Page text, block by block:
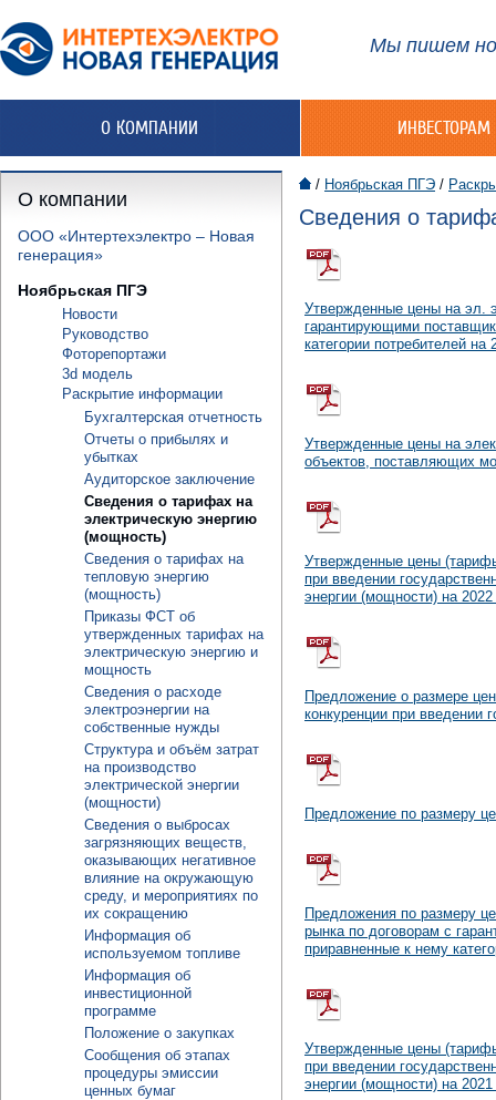
Мы пишем
О КОМПАНИИ ИНВЕСТОРАМ
О компании
ООО «Интертехэлектро – Новая
генерация»
Ноябрьская ПГЭ
Новости
Руководство
Фоторепортажи
3d модель
Раскрытие информации
Бухгалтерская отчетность
Отчеты о прибылях и
убытках
Аудиторское заключение
Сведения о тарифах на
электрическую энергию
(мощность)
Сведения о тарифах на
тепловую энергию
(мощность)
Приказы ФСТ об
утвержденных тарифах на
электрическую энергию и
мощность
Сведения о расходе
электроэнергии на
собственные нужды
Структура и объём затрат
на производство
электрической энергии
(мощности)
Сведения о выбросах
загрязняющих веществ,
оказывающих негативное
влияние на окружающую
среду, и мероприятиях по
их сокращению
Информация об
используемом топливе
Информация об
инвестиционной
программе
Положение о закупках
Сообщения об этапах
процедуры эмиссии
ценных бумаг
/ Ноябрьская ПГЭ /
Сведения о
Утвержденные цены на эл.
гарантирующими
категории потребителей на
Утвержденные цены на
объектов, поставляющих
Утвержденные цены
при введении
энергии (мощности) на 2022
Предложение о размере
конкуренции при введении
Предложение по размеру
Предложения по размеру
рынка по договорам с
приравненные к нему
Утвержденные цены
при введении
энергии (мощности) на 2021